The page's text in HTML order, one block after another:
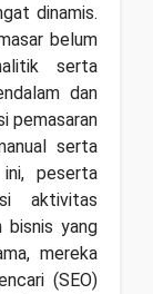
dinamis.
belum
serta
dan
pemasaran
serta
peserta
aktivitas
bisnis yang
mereka
(SEO)